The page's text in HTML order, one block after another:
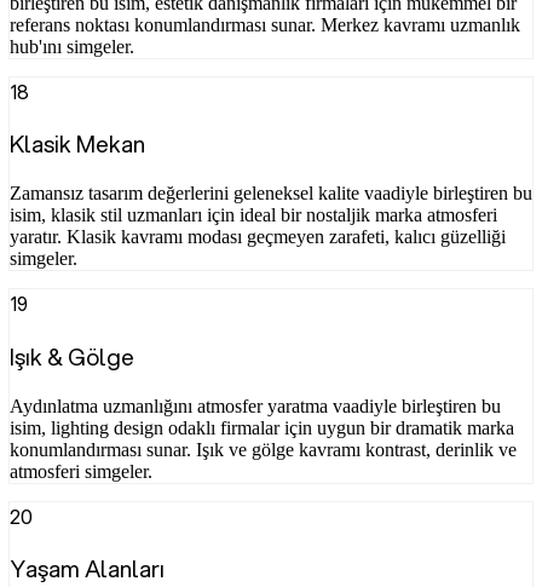
referans noktası konumlandırması sunar. Merkez kavramı uzmanlık
hub'ını simgeler.
18
Klasik Mekan
Zamansız tasarım değerlerini geleneksel kalite vaadiyle birleştiren bu
isim, klasik stil uzmanları için ideal bir nostaljik marka atmosferi
yaratır. Klasik kavramı modası geçmeyen zarafeti, kalıcı güzelliği
simgeler.
19
Işık & Gölge
Aydınlatma uzmanlığını atmosfer yaratma vaadiyle birleştiren bu
isim, lighting design odaklı firmalar için uygun bir dramatik marka
konumlandırması sunar. Işık ve gölge kavramı kontrast, derinlik ve
atmosferi simgeler.
20
Yaşam Alanları